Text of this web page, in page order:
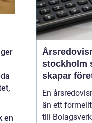
en
stockholm så
skapar
trygghet
kontroll
En
än ett
till